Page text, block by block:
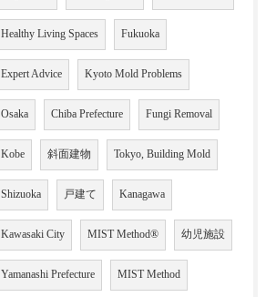
Healthy Living Spaces Fukuoka
Expert Advice Kyoto Mold Problems
Osaka Chiba Prefecture Fungi Removal
Kobe 斜面建物 Tokyo, Building Mold
Shizuoka 戸建て Kanagawa
Kawasaki City MIST Method® 幼児施設
Yamanashi Prefecture MIST Method